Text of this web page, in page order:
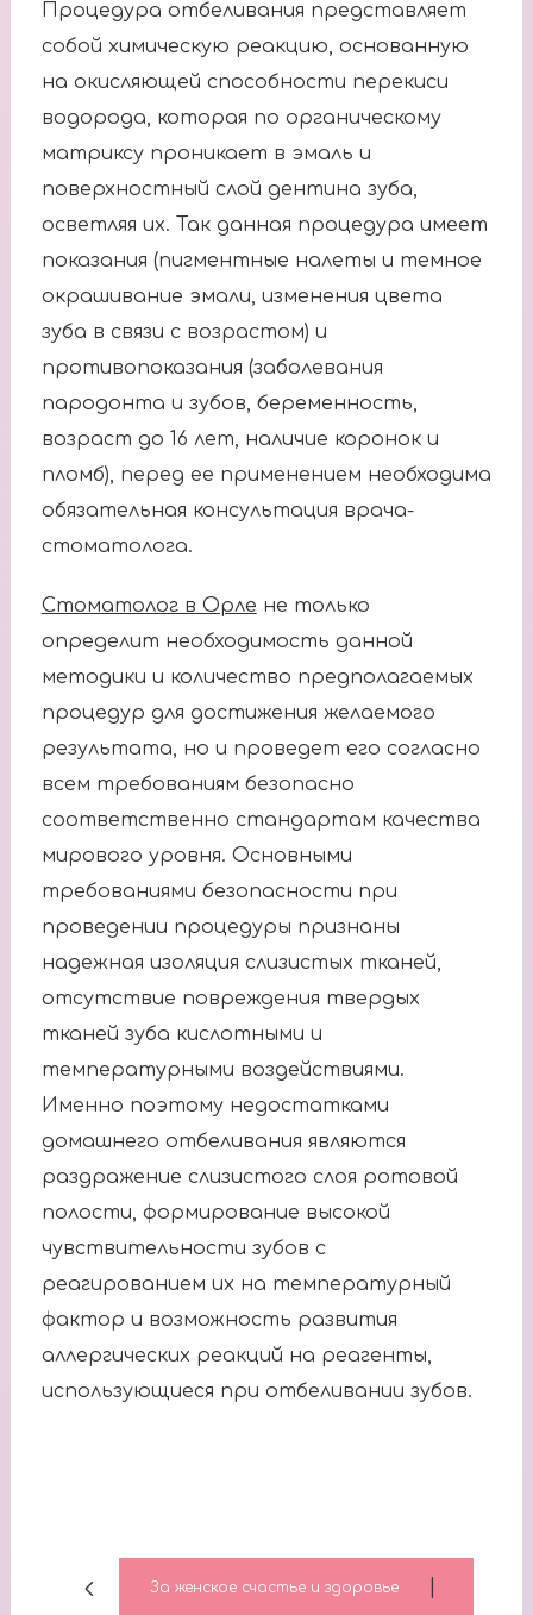
Процедура отбеливания представляет
собой химическую реакцию, основанную
на окисляющей способности перекиси
водорода, которая по органическому
матриксу проникает в эмаль и
поверхностный слой дентина зуба,
осветляя их. Так данная процедура имеет
показания (пигментные налеты и темное
окрашивание эмали, изменения цвета
зуба в связи с возрастом) и
противопоказания (заболевания
пародонта и зубов, беременность,
возраст до 16 лет, наличие коронок и
пломб), перед ее применением необходима
обязательная консультация врача-
стоматолога.
Стоматолог в Орле не только
определит необходимость данной
методики и количество предполагаемых
процедур для достижения желаемого
результата, но и проведет его согласно
всем требованиям безопасно
соответственно стандартам качества
мирового уровня. Основными
требованиями безопасности при
проведении процедуры признаны
надежная изоляция слизистых тканей,
отсутствие повреждения твердых
тканей зуба кислотными и
температурными воздействиями.
Именно поэтому недостатками
домашнего отбеливания являются
раздражение слизистого слоя ротовой
полости, формирование высокой
чувствительности зубов с
реагированием их на температурный
фактор и возможность развития
аллергических реакций на реагенты,
использующиеся при отбеливании зубов.
За женское счастье и здоровье